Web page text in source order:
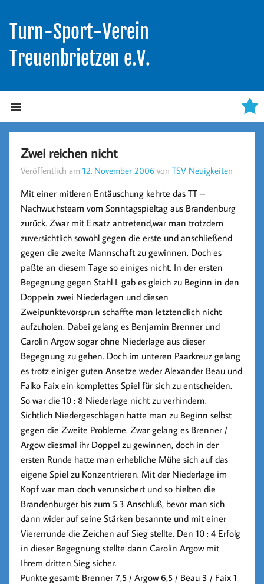
Turn-Sport-Verein
Treuenbrietzen e.V.
Zwei reichen nicht
Veröffentlich am12. November 2006 vonTSV Neuigkeiten
Mit einer mitleren Entäuschung kehrte das TT –
Nachwuchsteam vom Sonntagspieltag aus Brandenburg
zurück. Zwar mit Ersatz antretend,war man trotzdem
zuversichtlich sowohl gegen die erste und anschließend
gegen die zweite Mannschaft zu gewinnen. Doch es
paßte an diesem Tage so einiges nicht. In der ersten
Begegnung gegen Stahl I. gab es gleich zu Beginn in den
Doppeln zwei Niederlagen und diesen
Zweipunktevorsprun schaffte man letztendlich nicht
aufzuholen. Dabei gelang es Benjamin Brenner und
Carolin Argow sogar ohne Niederlage aus dieser
Begegnung zu gehen. Doch im unteren Paarkreuz gelang
es trotz einiger guten Ansetze weder Alexander Beau und
Falko Faix ein komplettes Spiel für sich zu entscheiden.
So war die 10 : 8 Niederlage nicht zu verhindern.
Sichtlich Niedergeschlagen hatte man zu Beginn selbst
gegen die Zweite Probleme. Zwar gelang es Brenner /
Argow diesmal ihr Doppel zu gewinnen, doch in der
ersten Runde hatte man erhebliche Mühe sich auf das
eigene Spiel zu Konzentrieren. Mit der Niederlage im
Kopf war man doch verunsichert und so hielten die
Brandenburger bis zum 5:3 Anschluß, bevor man sich
dann wider auf seine Stärken besannte und mit einer
Viererrunde die Zeichen auf Sieg stellte. Den 10 : 4 Erfolg
in dieser Begegnung stellte dann Carolin Argow mit
Ihrem dritten Sieg sicher.
Punkte gesamt: Brenner 7,5 / Argow 6,5 / Beau 3 / Faix 1